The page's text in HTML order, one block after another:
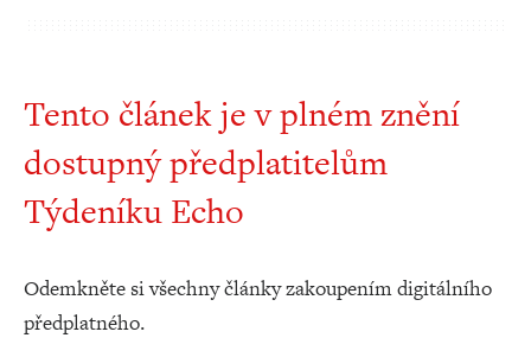
Tento článek je v plném znění
dostupný předplatitelům
Týdeníku Echo
Odemkněte si všechny články zakoupením digitálního
předplatného.